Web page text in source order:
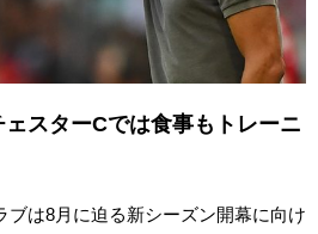
スターCでは食事もトレーニ
は8月に迫る新シーズン開幕に向け